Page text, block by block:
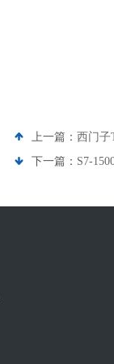
上一篇： 西门子
下一篇： S7-